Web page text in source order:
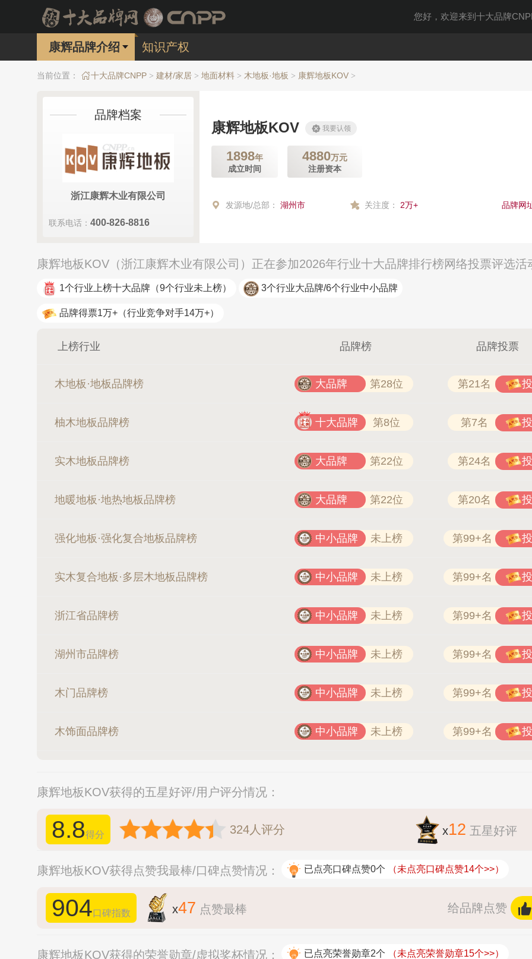
您好，欢迎来到十大品牌
康辉品牌介绍 知识产权
当前位置： 十大品牌CNPP > 建材/家居 > 地面材料 > 木地板·地板 > 康辉地板KOV >
品牌档案
浙江康辉木业有限公司
联系电话： 400-826-8816
康辉地板KOV 我要认领
1898年
成立时间
4880万元
注册资本
发源地/总部： 湖州市 关注度： 2万+ 品牌网
康辉地板KOV（浙江康辉木业有限公司）正在参加2026年行业十大品牌排行榜网络投票评选活
1个行业上榜十大品牌 （9个行业未上榜） 3个行业大品牌/6个行业中小品牌
品牌得票1万+ （行业竞争对手14万+）
上榜行业 品牌榜 品牌投票
木地板·地板品牌榜 大品牌 第28位 第21名
柚木地板品牌榜 十大品牌 第8位 第7名
实木地板品牌榜 大品牌 第22位 第24名
地暖地板·地热地板品牌榜 大品牌 第22位 第20名
强化地板·强化复合地板品牌榜 中小品牌 未上榜 第99+名
实木复合地板·多层木地板品牌榜 中小品牌 未上榜 第99+名
浙江省品牌榜 中小品牌 未上榜 第99+名
湖州市品牌榜 中小品牌 未上榜 第99+名
木门品牌榜 中小品牌 未上榜 第99+名
木饰面品牌榜 中小品牌 未上榜 第99+名
康辉地板KOV获得的五星好评/用户评分情况：
8.8得分 324人评分 x12 五星好评
康辉地板KOV获得点赞我最棒/口碑点赞情况： 已点亮口碑点赞0个 （未点亮口碑点赞14个>>）
904口碑指数 x47 点赞最棒 给品牌点赞
康辉地板KOV获得的荣誉勋章/虚拟奖杯情况： 已点亮荣誉勋章2个 （未点亮荣誉勋章15个>>）